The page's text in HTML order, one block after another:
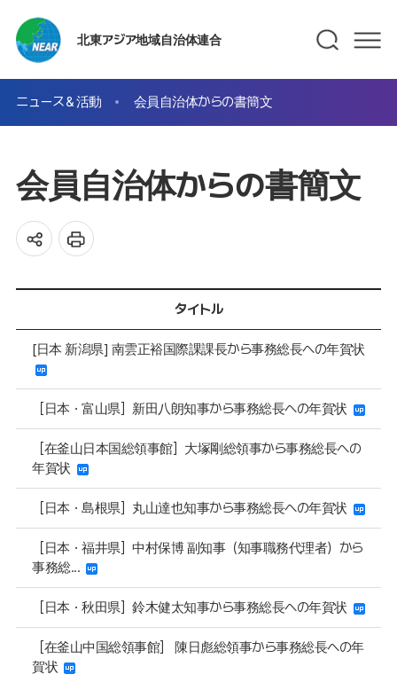
北東アジア地域自治体連合
ニュース＆活動 会員自治体からの書簡文
会員自治体からの書簡文
タイトル
[日本 新潟県] 南雲正裕国際課課長から事務総長への年賀状
［日本・富山県］新田八朗知事から事務総長への年賀状
［在釜山日本国総領事館］大塚剛総領事から事務総長への
年賀状
［日本・島根県］丸山達也知事から事務総長への年賀状
［日本・福井県］中村保博 副知事（知事職務代理者）から
事務総...
［日本・秋田県］鈴木健太知事から事務総長への年賀状
［在釜山中国総領事館］ 陳日彪総領事から事務総長への年
賀状